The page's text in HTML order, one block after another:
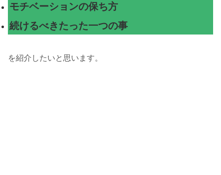
モチベーションの保ち方
続けるべきたった一つの事
を紹介したいと思います。